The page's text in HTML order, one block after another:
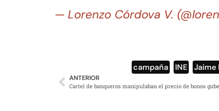
— Lorenzo Córdova V.
campaña INE Jaime
ANTERIOR